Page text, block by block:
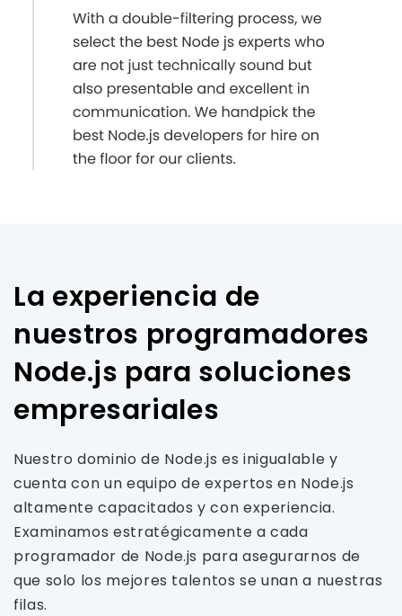
La experiencia de
nuestros programadores
Node.js para soluciones
empresariales
Nuestro dominio de Node.js es inigualable y
cuenta con un equipo de expertos en Node.js
altamente capacitados y con experiencia.
Examinamos estratégicamente a cada
programador de Node.js para asegurarnos de
que solo los mejores talentos se unan a nuestras
filas.